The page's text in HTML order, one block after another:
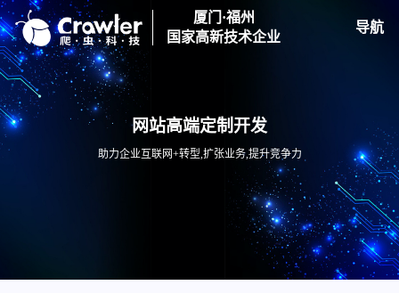
厦门·福州
国家高新技术企业
导航
网站高端定制开发
助力企业互联网+转型,扩张业务,提升竞争力